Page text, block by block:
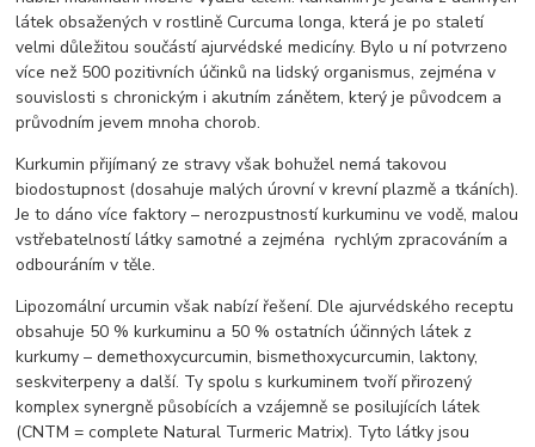
látek obsažených v rostlině Curcuma longa, která je po staletí
velmi důležitou součástí ajurvédské medicíny. Bylo u ní potvrzeno
více než 500 pozitivních účinků na lidský organismus, zejména v
souvislosti s chronickým i akutním zánětem, který je původcem a
průvodním jevem mnoha chorob.
Kurkumin přijímaný ze stravy však bohužel nemá takovou
biodostupnost (dosahuje malých úrovní v krevní plazmě a tkáních).
Je to dáno více faktory – nerozpustností kurkuminu ve vodě, malou
vstřebatelností látky samotné a zejména rychlým zpracováním a
odbouráním v těle.
Lipozomální urcumin však nabízí řešení. Dle ajurvédského receptu
obsahuje 50 % kurkuminu a 50 % ostatních účinných látek z
kurkumy – demethoxycurcumin, bismethoxycurcumin, laktony,
seskviterpeny a další. Ty spolu s kurkuminem tvoří přirozený
komplex synergně působících a vzájemně se posilujících látek
(CNTM = complete Natural Turmeric Matrix). Tyto látky jsou